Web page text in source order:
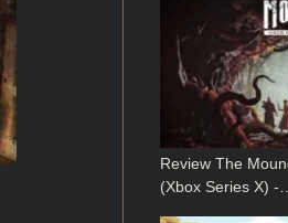
Review The
(Xbox Series X) -…